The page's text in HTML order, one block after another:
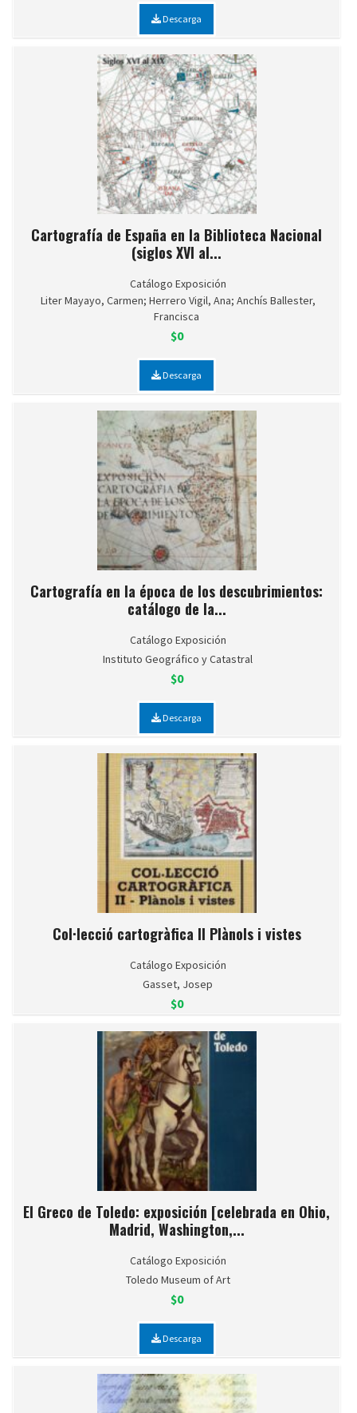
Descarga
Cartografía de España en la Biblioteca Nacional
(siglos XVI al...
Catálogo Exposición
Liter Mayayo, Carmen; Herrero Vigil, Ana; Anchís Ballester,
Francisca
$0
Descarga
Cartografía en la época de los descubrimientos:
catálogo de la...
Catálogo Exposición
Instituto Geográfico y Catastral
$0
Descarga
Col·lecció cartogràfica II Plànols i vistes
Catálogo Exposición
Gasset, Josep
$0
El Greco de Toledo: exposición [celebrada en Ohio,
Madrid, Washington,...
Catálogo Exposición
Toledo Museum of Art
$0
Descarga